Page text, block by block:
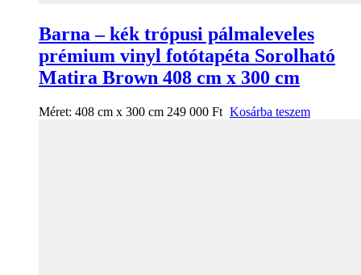
Barna – kék trópusi pálmaleveles
prémium vinyl fotótapéta Sorolható
Matira Brown 408 cm x 300 cm
Méret: 408 cm x 300 cm 249 000 Ft Kosárba teszem